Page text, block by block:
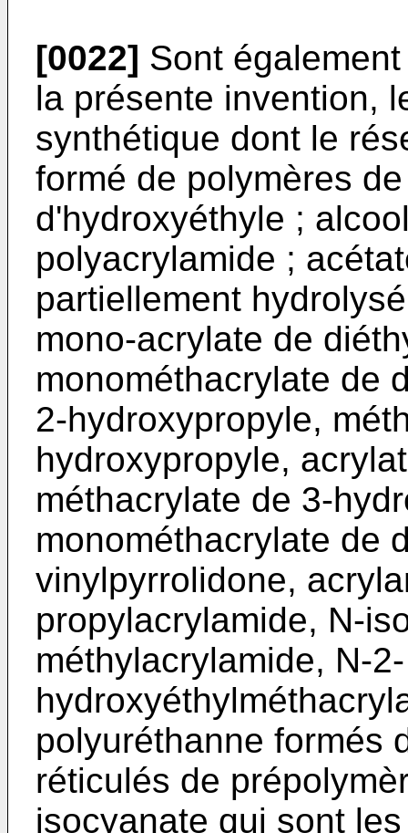
[0022] Sont
la présente invention,
synthétique dont le
formé de polymères
d'hydroxyéthyle ;
polyacrylamide ;
partiellement
mono-acrylate de
monométhacrylate de
2-hydroxypropyle,
hydroxypropyle,
méthacrylate de 3-
monométhacrylate de
vinylpyrrolidone,
propylacrylamide, N-
méthylacrylamide, N-2-
polyuréthanne formés
réticulés de
isocyanate qui sont